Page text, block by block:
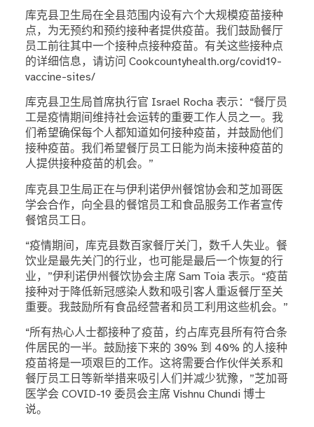
库克县卫生局在全县范围内设有六个大规模疫苗接种
点，为无预约和预约接种者提供疫苗。我们鼓励餐厅
员工前往其中一个接种点接种疫苗。有关这些接种点
的详细信息，请访问 Cookcountyhealth.org/covid19-
vaccine-sites/
库克县卫生局首席执行官 Israel Rocha 表示：“餐厅员
工是疫情期间维持社会运转的重要工作人员之一。我
们希望确保每个人都知道如何接种疫苗，并鼓励他们
接种疫苗。我们希望餐厅员工日能为尚未接种疫苗的
人提供接种疫苗的机会。”
库克县卫生局正在与伊利诺伊州餐馆协会和芝加哥医
学会合作，向全县的餐馆员工和食品服务工作者宣传
餐馆员工日。
“疫情期间，库克县数百家餐厅关门，数千人失业。餐
饮业是最先关门的行业，也可能是最后一个恢复的行
业，”伊利诺伊州餐饮协会主席 Sam Toia 表示。“疫苗
接种对于降低新冠感染人数和吸引客人重返餐厅至关
重要。我鼓励所有食品经营者和员工利用这些机会。”
“所有热心人士都接种了疫苗，约占库克县所有符合条
件居民的一半。鼓励接下来的 30% 到 40% 的人接种
疫苗将是一项艰巨的工作。这将需要合作伙伴关系和
餐厅员工日等新举措来吸引人们并减少犹豫，”芝加哥
医学会 COVID-19 委员会主席 Vishnu Chundi 博士
说。